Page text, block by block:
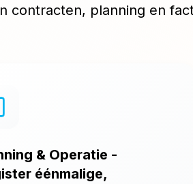
contracten, planning en
& Operatie -
éénmalige,